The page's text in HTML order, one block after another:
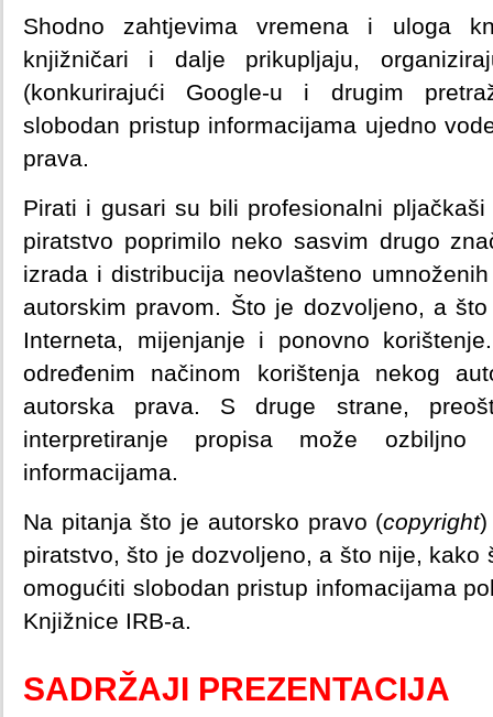
Shodno zahtjevima vremena i uloga
knjižničari i dalje prikupljaju,
(konkurirajući Google-u i drugim
slobodan pristup informacijama ujedno
prava.
Pirati i gusari su bili profesionalni
piratstvo poprimilo neko sasvim drugo
izrada i distribucija neovlašteno
autorskim pravom. Što je dozvoljeno, a
Interneta, mijenjanje i ponovno
određenim načinom korištenja nekog
autorska prava. S druge strane,
interpretiranje propisa može ozbiljno
informacijama.
Na pitanja što je autorsko pravo (copyright)
piratstvo, što je dozvoljeno, a što nije, kako
omogućiti slobodan pristup infomacijama
Knjižnice IRB-a.
SADRŽAJI PREZENTACIJA